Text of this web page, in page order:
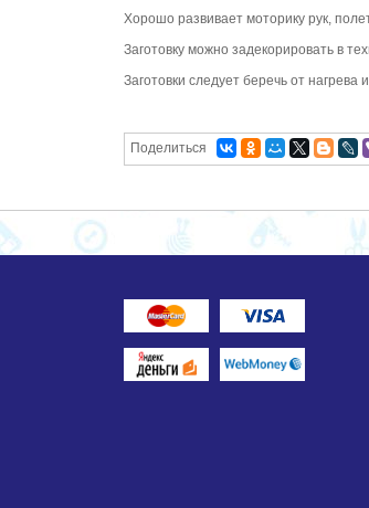
Хорошо развивает моторику рук,
Заготовку можно задекорировать в
Заготовки следует беречь от
Поделиться